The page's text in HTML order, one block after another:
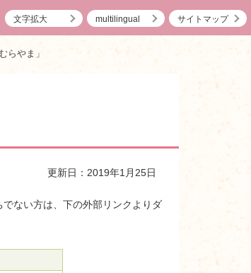
文字拡大 multilingual サイトマップ
らやま」
更新日：2019年1月25日
ない方は、下の外部リンクよりダ